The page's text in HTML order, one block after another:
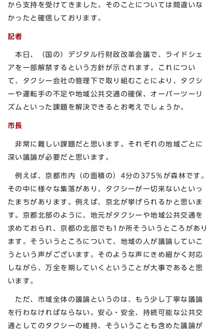
から支持を受けてきました。そのことについては間違いな
かったと確信しております。
記者
本日、（国の）デジタル行財政改革会議で、ライドシェ
アを一部解禁するという方針が示されます。これについ
て、タクシー会社の管理下で取り組むことにより、タクシ
ーや運転手の不足や地域公共交通の確保、オーバーツーリ
ズムといった課題を解決できるとお考えでしょうか。
市長
非常に難しい課題だと思います。それぞれの地域ごとに
深い議論が必要だと思います。
例えば、京都市内（の面積の）4分の375％が森林です。
その中に様々な集落があり、タクシーが一切来ないといっ
たまちがあります。例えば、京北が挙げられるかと思いま
す。京都北部のように、地元がタクシーや地域公共交通を
求めておられ、京都の北部でも1か所そういうところがあり
ます。そういうところについて、地域の人が議論していこ
うという声がございます。そのような声にきめ細かく対応
しながら、万全を期していくということが大事であると思
います。
ただ、市域全体の議論というのは、もう少し丁寧な議論
を行わなければならない。安心・安全、持続可能な公共交
通としてのタクシーの維持、そういうことも含めた議論が